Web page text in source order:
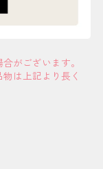
がございます。
は上記より長く